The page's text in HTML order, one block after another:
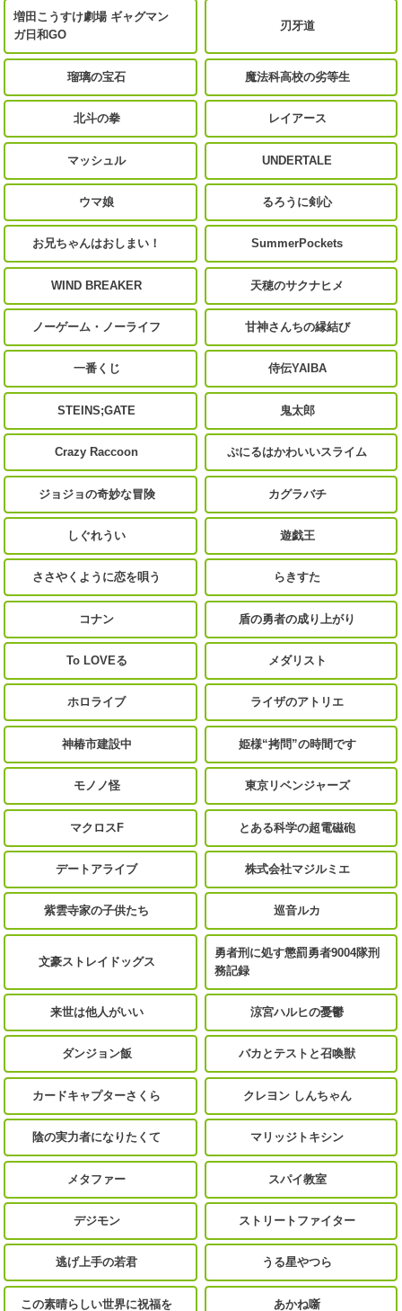
増田こうすけ劇場 ギャグマン
ガ日和GO
刃牙道
瑠璃の宝石 魔法科高校の劣等生
北斗の拳 レイアース
マッシュル UNDERTALE
ウマ娘 るろうに剣心
お兄ちゃんはおしまい！ SummerPockets
WIND BREAKER 天穂のサクナヒメ
ノーゲーム・ノーライフ 甘神さんちの縁結び
一番くじ 侍伝YAIBA
STEINS;GATE 鬼太郎
Crazy Raccoon ぷにるはかわいいスライム
ジョジョの奇妙な冒険 カグラバチ
しぐれうい 遊戯王
ささやくように恋を唄う らきすた
コナン 盾の勇者の成り上がり
To LOVEる メダリスト
ホロライブ ライザのアトリエ
神椿市建設中 姫様“拷問”の時間です
モノノ怪 東京リベンジャーズ
マクロスF とある科学の超電磁砲
デートアライブ 株式会社マジルミエ
紫雲寺家の子供たち 巡音ルカ
文豪ストレイドッグス
勇者刑に処す懲罰勇者9004隊刑
務記録
来世は他人がいい 涼宮ハルヒの憂鬱
ダンジョン飯 バカとテストと召喚獣
カードキャプターさくら クレヨン しんちゃん
陰の実力者になりたくて マリッジトキシン
メタファー スパイ教室
デジモン ストリートファイター
逃げ上手の若君 うる星やつら
この素晴らしい世界に祝福を あかね噺